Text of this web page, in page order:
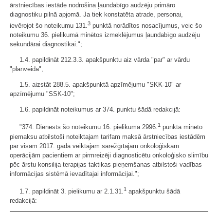
ārstniecības iestāde nodrošina ļaundabīgo audzēju primāro
diagnostiku pilnā apjomā. Ja tiek konstatēta atrade, personai,
ievērojot šo noteikumu 131.3 punktā norādītos nosacījumus, veic šo
noteikumu 36. pielikumā minētos izmeklējumus ļaundabīgo audzēju
sekundārai diagnostikai.";
1.4. papildināt 212.3.3. apakšpunktu aiz vārda "par" ar vārdu
"plānveida";
1.5. aizstāt 288.5. apakšpunktā apzīmējumu "SKK-10" ar
apzīmējumu "SSK-10";
1.6. papildināt noteikumus ar 374. punktu šādā redakcijā:
"374. Dienests šo noteikumu 16. pielikuma 2996.1 punktā minēto
piemaksu atbilstoši noteiktajam tarifam maksā ārstniecības iestādēm
par visām 2017. gadā veiktajām sarežģītajām onkoloģiskām
operācijām pacientiem ar pirmreizēji diagnosticētu onkoloģisko slimību
pēc ārstu konsilija terapijas taktikas pieņemšanas atbilstoši vadības
informācijas sistēmā ievadītajai informācijai.";
1.7. papildināt 3. pielikumu ar 2.1.31. 1 apakšpunktu šādā
redakcijā: